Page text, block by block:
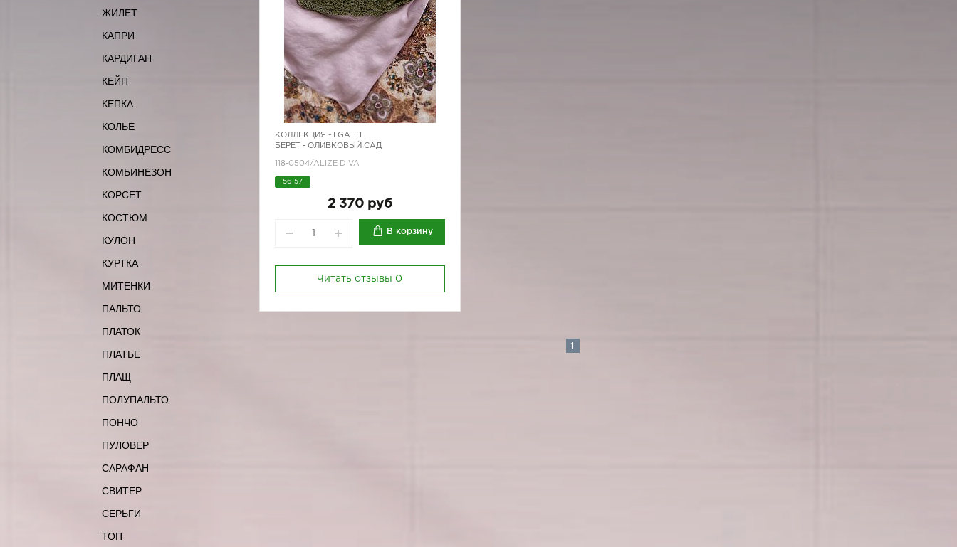
ЖИЛЕТ
КАПРИ
КАРДИГАН
КЕЙП
КЕПКА
КОЛЬЕ
КОМБИДРЕСС
КОМБИНЕЗОН
КОРСЕТ
КОСТЮМ
КУЛОН
КУРТКА
МИТЕНКИ
ПАЛЬТО
ПЛАТОК
ПЛАТЬЕ
ПЛАЩ
ПОЛУПАЛЬТО
ПОНЧО
ПУЛОВЕР
САРАФАН
СВИТЕР
СЕРЬГИ
ТОП
КОЛЛЕКЦИЯ -
I GATTI
БЕРЕТ - ОЛИВКОВЫЙ САД
118-0504/ALIZE DIVA
56-57
2 370 руб
В корзину
Читать отзывы 0
1